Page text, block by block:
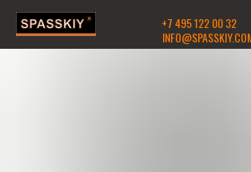
+7 495 122 00 32